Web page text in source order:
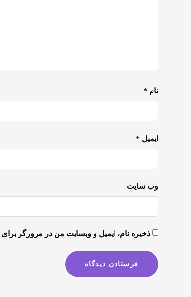
نام*
ایمیل*
وب‌ سایت
ذخیره نام، ایمیل و وبسایت من در مرورگر